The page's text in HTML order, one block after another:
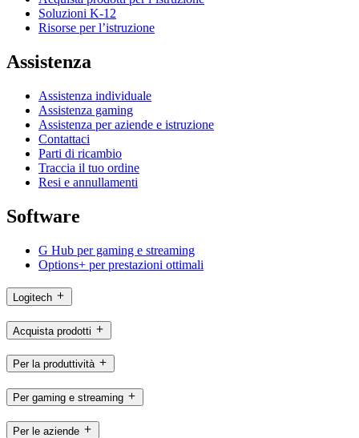
Soluzioni K-12
Risorse per l’istruzione
Assistenza
Assistenza individuale
Assistenza gaming
Assistenza per aziende e istruzione
Contattaci
Parti di ricambio
Traccia il tuo ordine
Resi e annullamenti
Software
G Hub per gaming e streaming
Options+ per prestazioni ottimali
Logitech
Acquista prodotti
Per la produttività
Per gaming e streaming
Per le aziende